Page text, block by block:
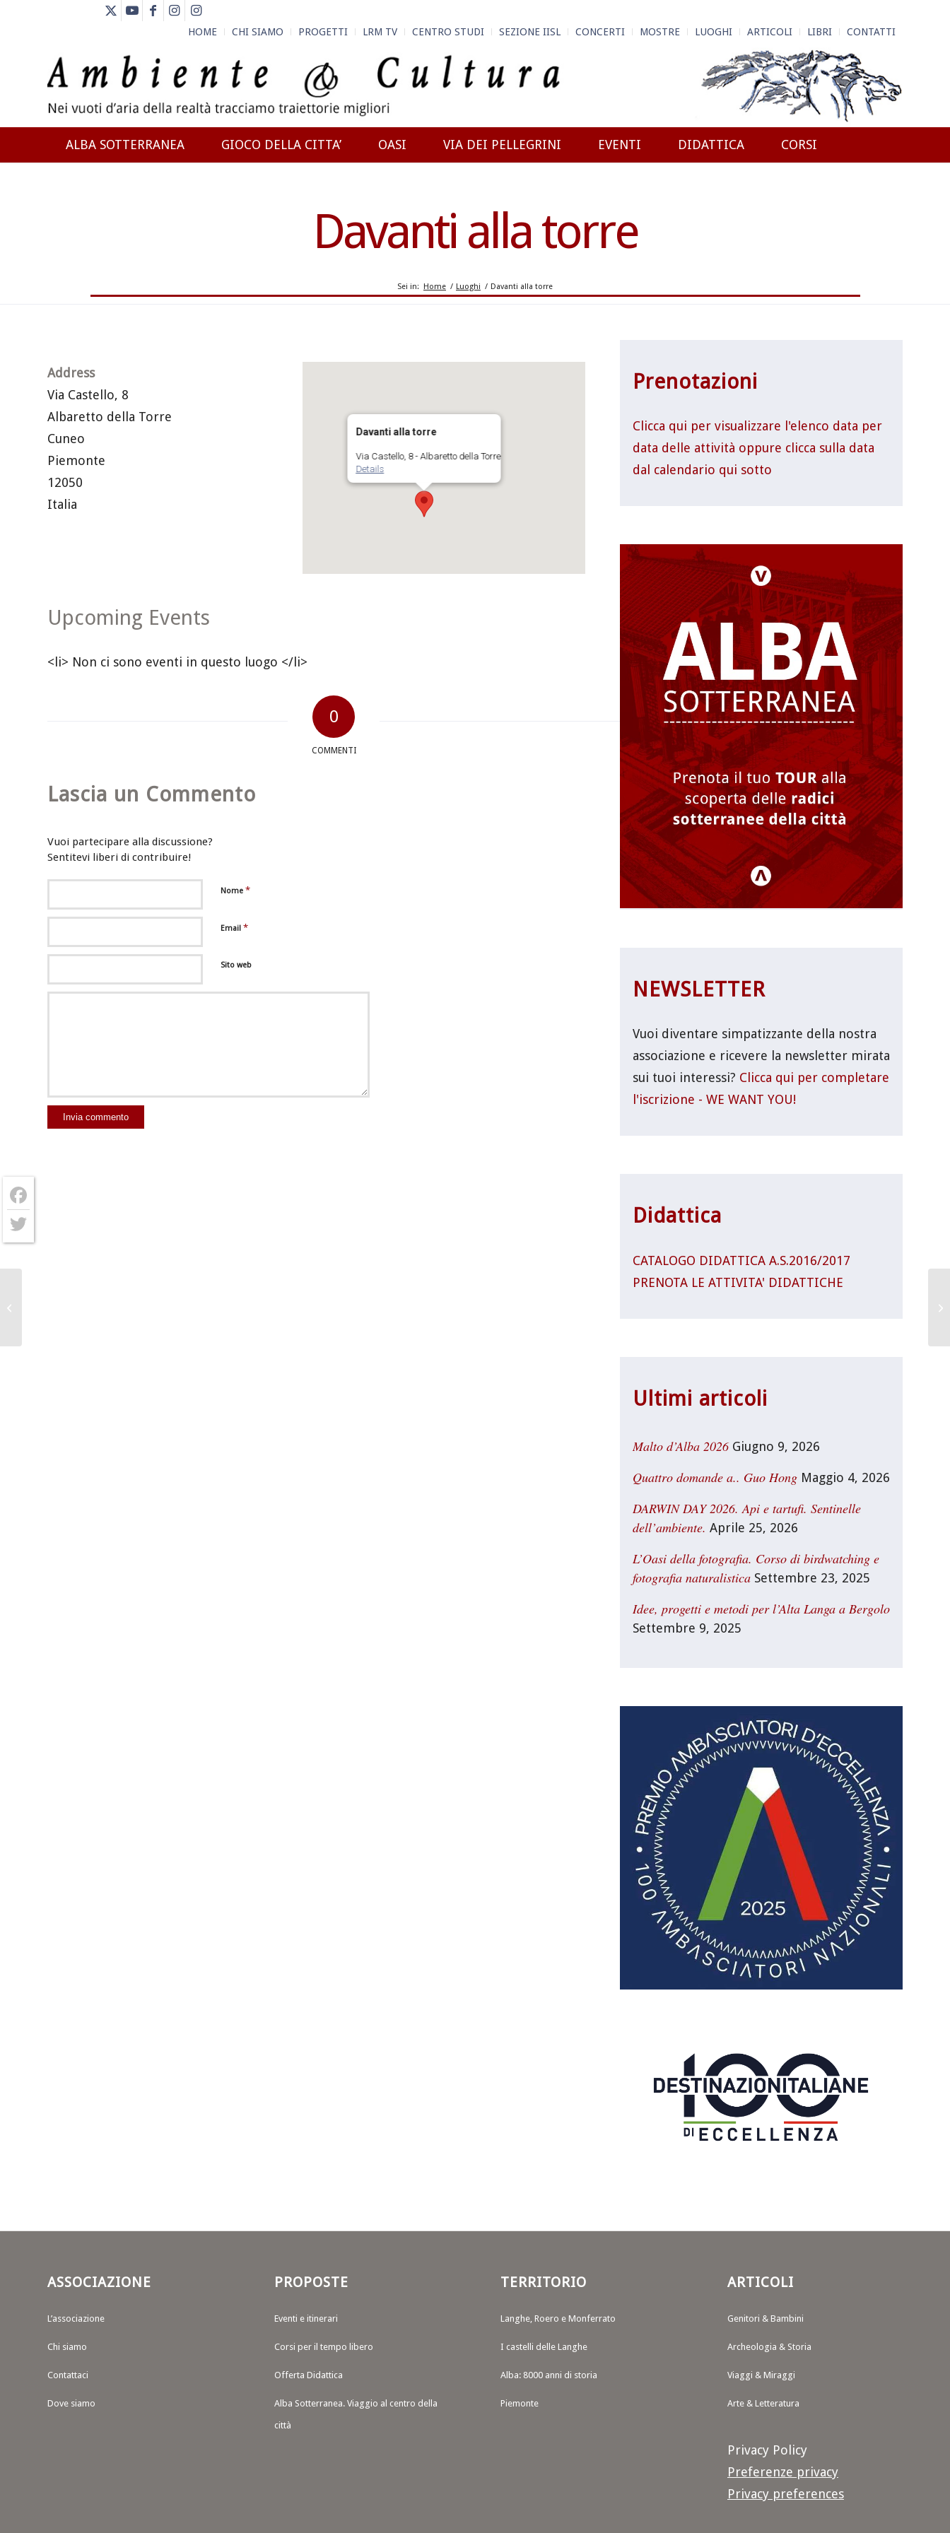
HOME CHI SIAMO PROGETTI LRM TV CENTRO STUDI SEZIONE IISL CONCERTI MOSTRE LUOGHI ARTICOLI LIBRI CONTATTI
ALBA SOTTERRANEA GIOCO DELLA CITTA’ OASI VIA DEI PELLEGRINI EVENTI DIDATTICA CORSI
Davanti alla torre
Sei in: Home / Luoghi / Davanti alla torre
Davanti alla torre
Via Castello, 8 - Albaretto della Torre
Details
Address
Via Castello, 8
Albaretto della Torre
Cuneo
Piemonte
12050
Italia
Upcoming Events
<li> Non ci sono eventi in questo luogo </li>
0
COMMENTI
Lascia un Commento
Vuoi partecipare alla discussione?
Sentitevi liberi di contribuire!
Nome *
Email *
Sito web
Prenotazioni
Clicca qui per visualizzare l'elenco data per
data delle attività oppure clicca sulla data
dal calendario qui sotto
NEWSLETTER
Vuoi diventare simpatizzante della nostra
associazione e ricevere la newsletter mirata
sui tuoi interessi? Clicca qui per completare
l'iscrizione - WE WANT YOU!
Didattica
CATALOGO DIDATTICA A.S.2016/2017
PRENOTA LE ATTIVITA' DIDATTICHE
Ultimi articoli
Malto d’Alba 2026 Giugno 9, 2026
Quattro domande a.. Guo Hong Maggio 4, 2026
DARWIN DAY 2026. Api e tartufi. Sentinelle
dell’ambiente. Aprile 25, 2026
L’Oasi della fotografia. Corso di birdwatching e
fotografia naturalistica Settembre 23, 2025
Idee, progetti e metodi per l’Alta Langa a Bergolo
Settembre 9, 2025
ASSOCIAZIONE
L’associazione
Chi siamo
Contattaci
Dove siamo
PROPOSTE
Eventi e itinerari
Corsi per il tempo libero
Offerta Didattica
Alba Sotterranea. Viaggio al centro della
città
TERRITORIO
Langhe, Roero e Monferrato
I castelli delle Langhe
Alba: 8000 anni di storia
Piemonte
ARTICOLI
Genitori & Bambini
Archeologia & Storia
Viaggi & Miraggi
Arte & Letteratura
Privacy Policy
Preferenze privacy
Privacy preferences
Facebook
Twitter